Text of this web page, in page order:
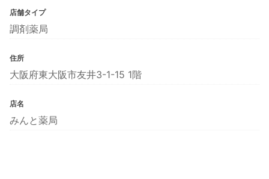
店舗タイプ
調剤薬局
住所
大阪府東大阪市友井3-1-15 1階
店名
みんと薬局